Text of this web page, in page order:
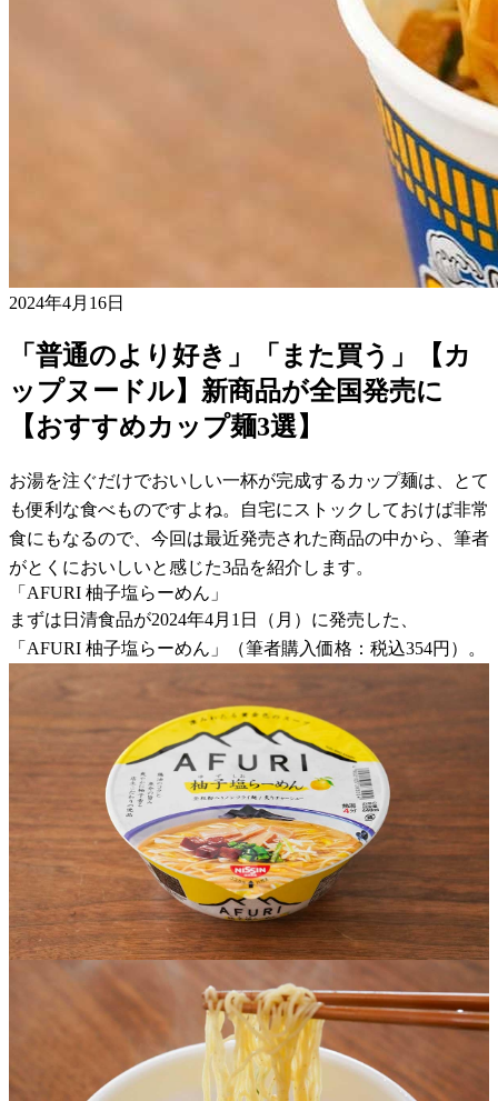
2024年4月16日
「普通のより好き」「また買う」【カ
ップヌードル】新商品が全国発売に
【おすすめカップ麺3選】
お湯を注ぐだけでおいしい一杯が完成するカップ麺は、とて
も便利な食べものですよね。自宅にストックしておけば非常
食にもなるので、今回は最近発売された商品の中から、筆者
がとくにおいしいと感じた3品を紹介します。
「AFURI 柚子塩らーめん」
まずは日清食品が2024年4月1日（月）に発売した、
「AFURI 柚子塩らーめん」（筆者購入価格：税込354円）。